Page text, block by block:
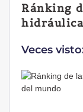
Ránking
Veces